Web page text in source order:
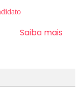
Saiba mais